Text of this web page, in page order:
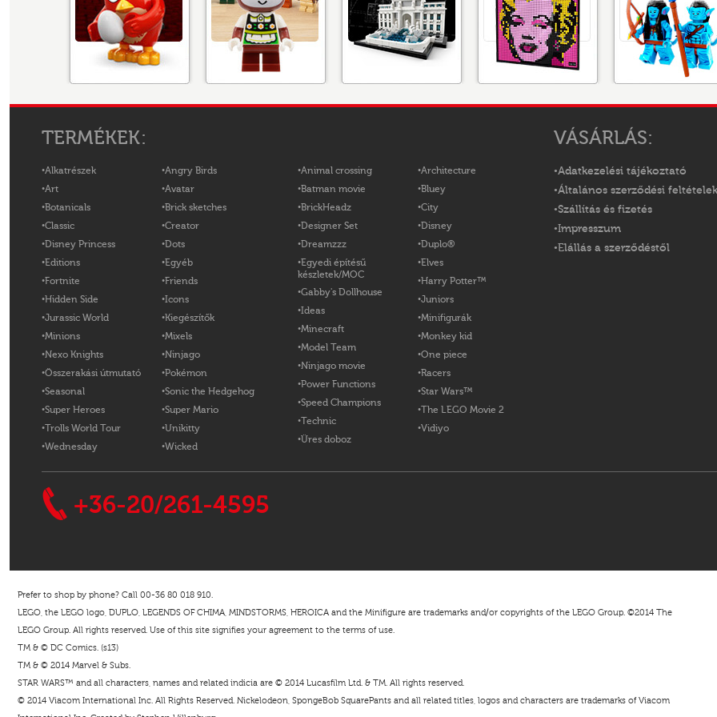
TERMÉKEK:
Alkatrészek
Art
Botanicals
Classic
Disney Princess
Editions
Fortnite
Hidden Side
Jurassic World
Minions
Nexo Knights
Összerakási útmutató
Seasonal
Super Heroes
Trolls World Tour
Wednesday
Angry Birds
Avatar
Brick sketches
Creator
Dots
Egyéb
Friends
Icons
Kiegészítők
Mixels
Ninjago
Pokémon
Sonic the Hedgehog
Super Mario
Unikitty
Wicked
Animal crossing
Batman movie
BrickHeadz
Designer Set
Dreamzzz
Egyedi építésű
készletek/MOC
Gabby's Dollhouse
Ideas
Minecraft
Model Team
Ninjago movie
Power Functions
Speed Champions
Technic
Üres doboz
Architecture
Bluey
City
Disney
Duplo®
Elves
Harry Potter™
Juniors
Minifigurák
Monkey kid
One piece
Racers
Star Wars™
The LEGO Movie 2
Vidiyo
VÁSÁRLÁS:
Adatkezelési tájékoztató
Általános szerződési feltételek
Szállítás és fizetés
Impresszum
Elállás a szerződéstől
+36-20/261-4595
Prefer to shop by phone? Call 00-36 80 018 910.
LEGO, the LEGO logo, DUPLO, LEGENDS OF CHIMA, MINDSTORMS, HEROICA and the Minifigure are trademarks and/or copyrights of the LEGO Group. ©2014 The
LEGO Group. All rights reserved. Use of this site signifies your agreement to the terms of use.
TM & © DC Comics. (s13)
TM & © 2014 Marvel & Subs.
STAR WARS™ and all characters, names and related indicia are © 2014 Lucasfilm Ltd. & TM. All rights reserved.
© 2014 Viacom International Inc. All Rights Reserved. Nickelodeon, SpongeBob SquarePants and all related titles, logos and characters are trademarks of Viacom